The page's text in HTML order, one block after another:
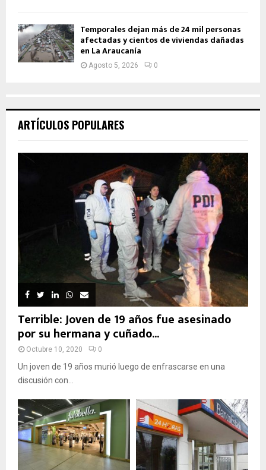
Temporales dejan más de 24 mil personas
afectadas y cientos de viviendas dañadas
en La Araucanía
Agosto 5, 2026 0
ARTÍCULOS POPULARES
Terrible: Joven de 19 años fue asesinado
por su hermana y cuñado...
Octubre 10, 2020 0
Un joven de 19 años murió luego de enfrascarse en una
discusión con...